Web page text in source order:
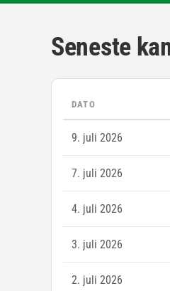
Seneste
DATO
9. juli 2026
7. juli 2026
4. juli 2026
3. juli 2026
2. juli 2026